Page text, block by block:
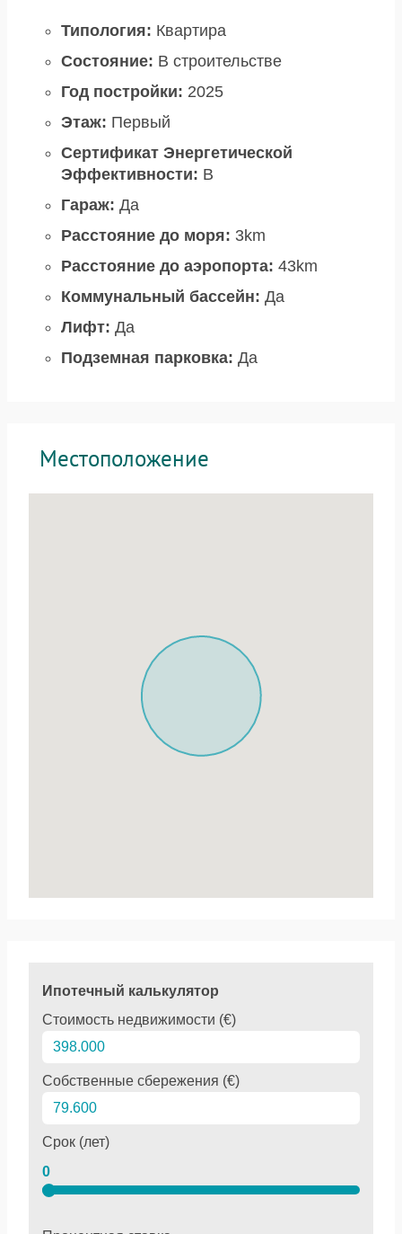
Типология: Квартира
Состояние: В строительстве
Год постройки: 2025
Этаж: Первый
Сертификат Энергетической
Эффективности: B
Гараж: Да
Расстояние до моря: 3km
Расстояние до аэропорта: 43km
Коммунальный бассейн: Да
Лифт: Да
Подземная парковка: Да
Местоположение
Ипотечный калькулятор
Стоимость недвижимости (€)
Собственные сбережения (€)
Срок (лет)
0